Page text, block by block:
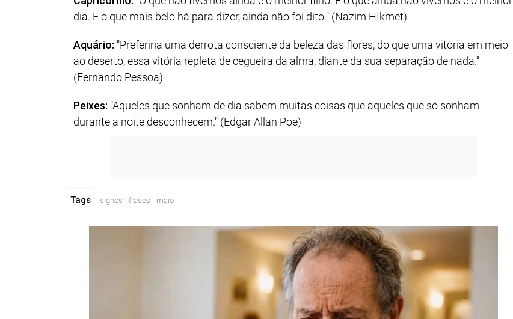
dia. E o que mais belo há para dizer, ainda não foi dito." (Nazim HIkmet)
Aquário: "Preferiria uma derrota consciente da beleza das flores, do que uma vitória em meio
ao deserto, essa vitória repleta de cegueira da alma, diante da sua separação de nada."
(Fernando Pessoa)
Peixes: "Aqueles que sonham de dia sabem muitas coisas que aqueles que só sonham
durante a noite desconhecem." (Edgar Allan Poe)
Tags signos frases maio